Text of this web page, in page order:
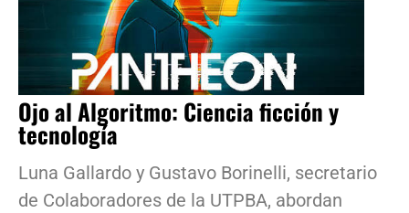
Ojo al Algoritmo: Ciencia ficción y
tecnología
Luna Gallardo y Gustavo Borinelli, secretario
de Colaboradores de la UTPBA, abordan